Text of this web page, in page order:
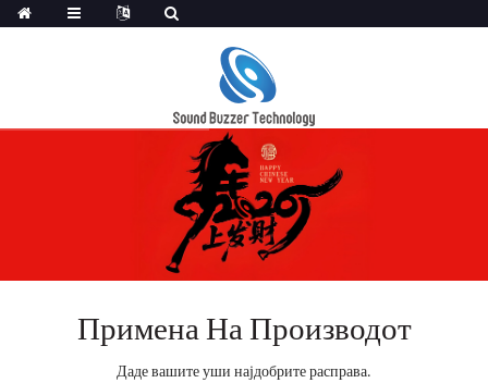
Примена На Производот
Даде вашите уши најдобрите расправа.